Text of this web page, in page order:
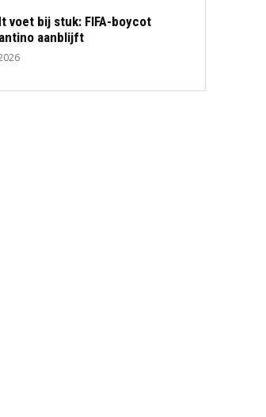
voet bij stuk: FIFA-boycot
aanblijft